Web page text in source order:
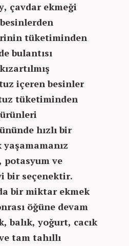
çavdar ekmeği
tüketiminden
bulantısı
içeren besinler
tüketiminden
ürünleri
hızlı bir
yaşamamanız
potasyum ve
bir seçenektir.
bir miktar ekmek
öğüne devam
balık, yoğurt, cacık
tam tahıllı